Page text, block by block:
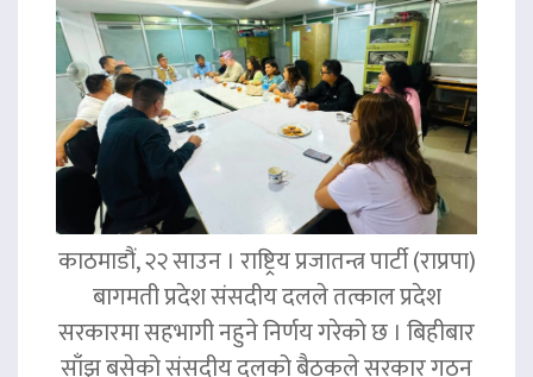
काठमाडौं, २२ साउन । राष्ट्रिय प्रजातन्त्र पार्टी (राप्रपा)
बागमती प्रदेश संसदीय दलले तत्काल प्रदेश
सरकारमा सहभागी नहुने निर्णय गरेको छ । बिहीबार
साँझ बसेको संसदीय दलको बैठकले सरकार गठन